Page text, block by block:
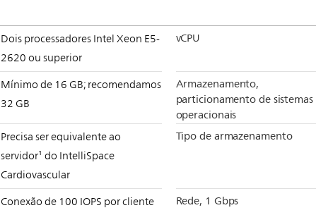
Dois processadores Intel Xeon E5-
2620 ou superior
vCPU
Mínimo de 16 GB; recomendamos
32 GB
Armazenamento,
particionamento de sistemas
operacionais
Precisa ser equivalente ao
servidor¹ do IntelliSpace
Cardiovascular
Tipo de armazenamento
Conexão de 100 IOPS por cliente Rede, 1 Gbps